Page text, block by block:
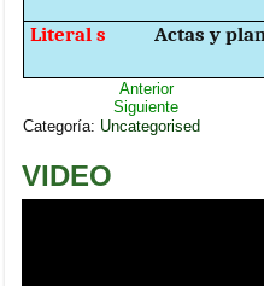
Literal sActas y
Anterior
Siguiente
Categoría: Uncategorised
VIDEO